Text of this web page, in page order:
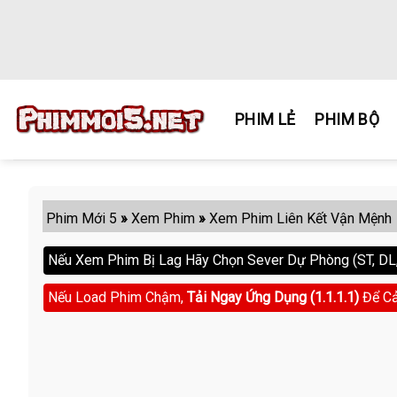
PHIM LẺ PHIM BỘ
Phim Mới 5 » Xem Phim » Xem Phim Liên Kết Vận Mệnh
Nếu Xem Phim Bị Lag Hãy Chọn Sever Dự Phòng (ST,
Nếu Load Phim Chậm, Tải Ngay Ứng Dụng (1.1.1.1) Để